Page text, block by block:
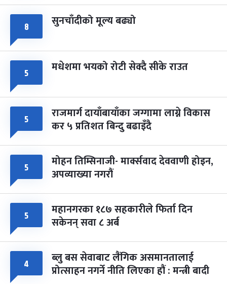
८ सुनचाँदीको मूल्य बढ्यो
५ मधेशमा भयको रोटी सेक्दै सीके राउत
५ राजमार्ग दायाँबायाँका जग्गामा लाग्ने विकास
कर ५ प्रतिशत बिन्दु बढाइँदै
५ मोहन तिम्सिनाजी- मार्क्सवाद देववाणी होइन,
अपव्याख्या नगरौं
५ महानगरका १८७ सहकारीले फिर्ता दिन
सकेनन् सवा ८ अर्ब
४ ब्लु बस सेवाबाट लैंगिक असमानतालाई
प्रोत्साहन नगर्ने नीति लिएका हौं : मन्त्री बादी